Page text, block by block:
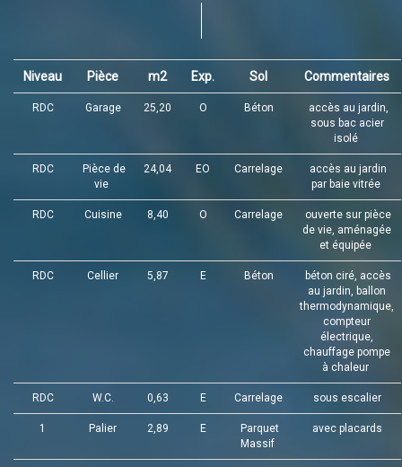
Niveau Pièce m2 Exp. Sol Commentaires
RDC Garage 25,20 O Béton
accès au jardin,
sous bac acier
isolé
RDC
Pièce de
vie
24,04 EO Carrelage
accès au jardin
par baie vitrée
RDC Cuisine 8,40 O Carrelage
ouverte sur pièce
de vie, aménagée
et équipée
RDC Cellier 5,87 E Béton
béton ciré, accès
au jardin, ballon
thermodynamique,
compteur
électrique,
chauffage pompe
à chaleur
RDC W.C. 0,63 E Carrelage sous escalier
1 Palier 2,89 E
Parquet
Massif
avec placards